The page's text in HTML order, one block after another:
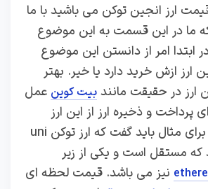
ارز انجین توکن می باشید با ما
ما در این قسمت به این موضوع
ابتدا امر از دانستن این موضوع
ارز ازش خرید دارد یا خیر. بهتر
ارز در حقیقت مانند بیت کوین عمل
پرداخت و ذخیره ارز از این ارز
استفاده می شود. برای مثال باید گفت که ارز توکن uni
مستقل است و یکی از زیر
نیز می باشد. قیمت لحظه ای